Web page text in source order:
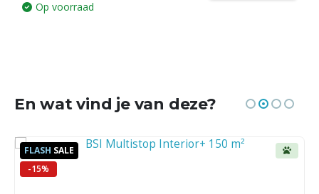
Op voorraad
En wat vind je van deze?
FLASH SALE
-15%